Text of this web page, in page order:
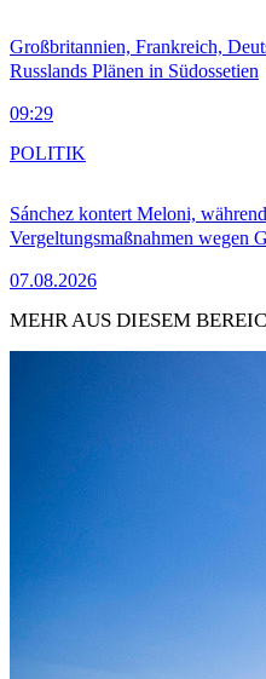
Großbritannien, Frankreich,
Russlands Plänen in Südossetien
09:29
Sánchez kontert Meloni,
Vergeltungsmaßnahmen wegen
07.08.2026
POLITIK
MEHR AUS DIESEM